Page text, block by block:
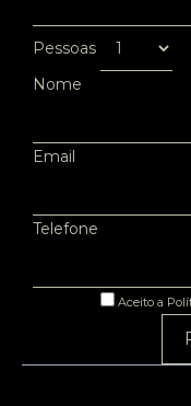
Pessoas
Nome
Email
Telefone
Aceito a